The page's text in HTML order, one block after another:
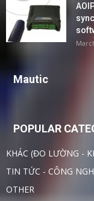
Mautic
POPULAR
KHÁC (ĐO LƯỜNG -
TIN TỨC - CÔNG
OTHER